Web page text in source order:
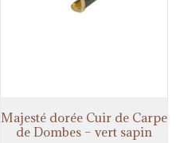
Majesté dorée Cuir de Carpe
de Dombes – vert sapin